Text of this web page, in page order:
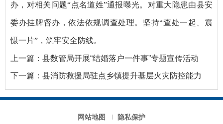
办，对相关问题“点名道姓”通报曝光。对重大隐患由县安
委办挂牌督办，依法依规调查处理。坚持“查处一起、震
慑一片”，筑牢安全防线。
上一篇： 县数管局开展“结婚落户一件事”专题宣传活动
下一篇： 县消防救援局驻点乡镇提升基层火灾防控能力
网站地图 隐私保护